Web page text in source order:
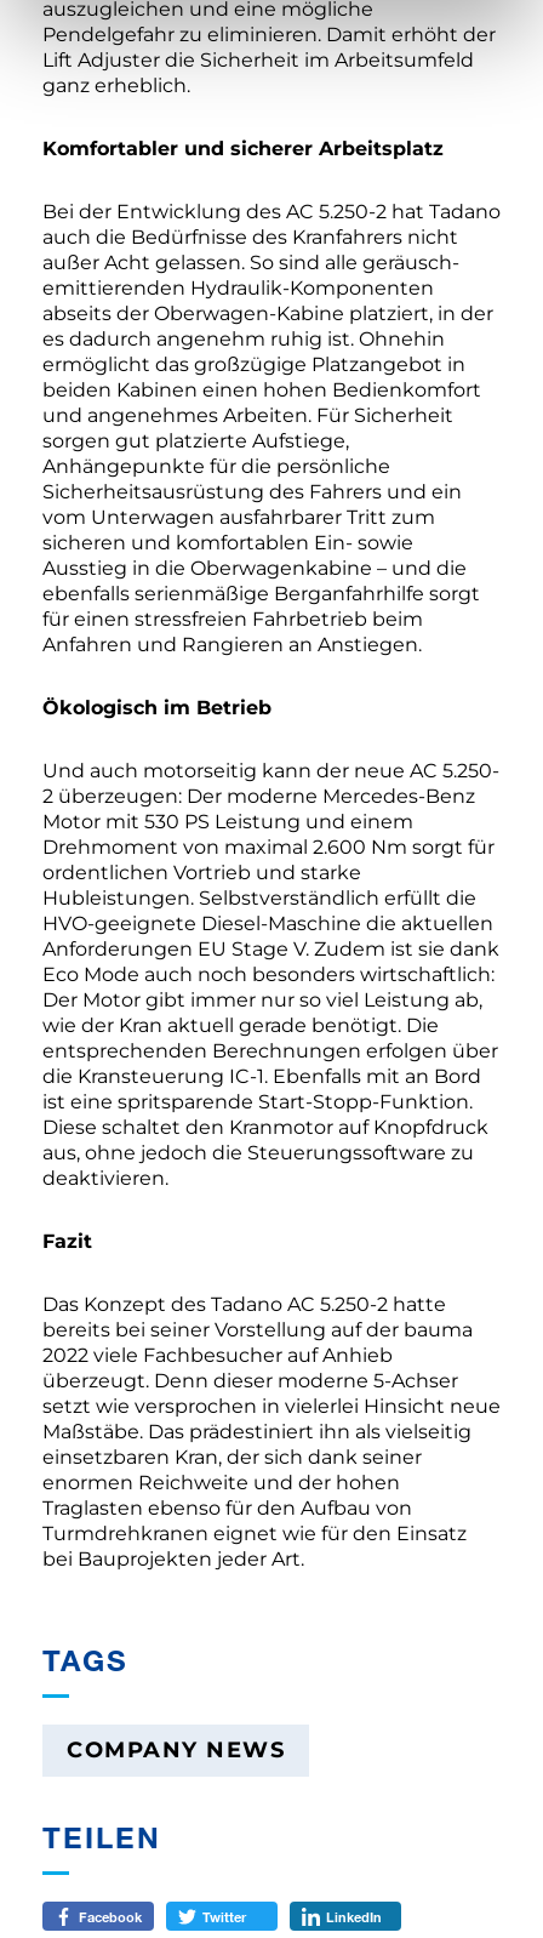
auszugleichen und eine mögliche
Pendelgefahr zu eliminieren. Damit erhöht der
Lift Adjuster die Sicherheit im Arbeitsumfeld
ganz erheblich.
Komfortabler und sicherer Arbeitsplatz
Bei der Entwicklung des AC 5.250-2 hat Tadano
auch die Bedürfnisse des Kranfahrers nicht
außer Acht gelassen. So sind alle geräusch-
emittierenden Hydraulik-Komponenten
abseits der Oberwagen-Kabine platziert, in der
es dadurch angenehm ruhig ist. Ohnehin
ermöglicht das großzügige Platzangebot in
beiden Kabinen einen hohen Bedienkomfort
und angenehmes Arbeiten. Für Sicherheit
sorgen gut platzierte Aufstiege,
Anhängepunkte für die persönliche
Sicherheitsausrüstung des Fahrers und ein
vom Unterwagen ausfahrbarer Tritt zum
sicheren und komfortablen Ein- sowie
Ausstieg in die Oberwagenkabine – und die
ebenfalls serienmäßige Berganfahrhilfe sorgt
für einen stressfreien Fahrbetrieb beim
Anfahren und Rangieren an Anstiegen.
Ökologisch im Betrieb
Und auch motorseitig kann der neue AC 5.250-
2 überzeugen: Der moderne Mercedes-Benz
Motor mit 530 PS Leistung und einem
Drehmoment von maximal 2.600 Nm sorgt für
ordentlichen Vortrieb und starke
Hubleistungen. Selbstverständlich erfüllt die
HVO-geeignete Diesel-Maschine die aktuellen
Anforderungen EU Stage V. Zudem ist sie dank
Eco Mode auch noch besonders wirtschaftlich:
Der Motor gibt immer nur so viel Leistung ab,
wie der Kran aktuell gerade benötigt. Die
entsprechenden Berechnungen erfolgen über
die Kransteuerung IC-1. Ebenfalls mit an Bord
ist eine spritsparende Start-Stopp-Funktion.
Diese schaltet den Kranmotor auf Knopfdruck
aus, ohne jedoch die Steuerungssoftware zu
deaktivieren.
Fazit
Das Konzept des Tadano AC 5.250-2 hatte
bereits bei seiner Vorstellung auf der bauma
2022 viele Fachbesucher auf Anhieb
überzeugt. Denn dieser moderne 5-Achser
setzt wie versprochen in vielerlei Hinsicht neue
Maßstäbe. Das prädestiniert ihn als vielseitig
einsetzbaren Kran, der sich dank seiner
enormen Reichweite und der hohen
Traglasten ebenso für den Aufbau von
Turmdrehkranen eignet wie für den Einsatz
bei Bauprojekten jeder Art.
TAGS
COMPANY NEWS
TEILEN
Facebook Twitter LinkedIn